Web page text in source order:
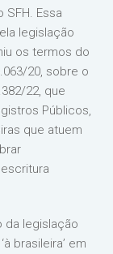
Essa
legislação
os termos do
20, sobre o
22, que
Públicos,
que atuem
da legislação
brasileira’ em